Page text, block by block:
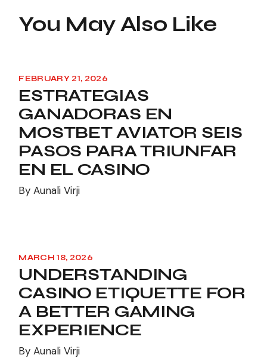
You May Also Like
FEBRUARY 21, 2026
ESTRATEGIAS
GANADORAS EN
MOSTBET AVIATOR SEIS
PASOS PARA TRIUNFAR
EN EL CASINO
By Aunali Virji
MARCH 18, 2026
UNDERSTANDING
CASINO ETIQUETTE FOR
A BETTER GAMING
EXPERIENCE
By Aunali Virji